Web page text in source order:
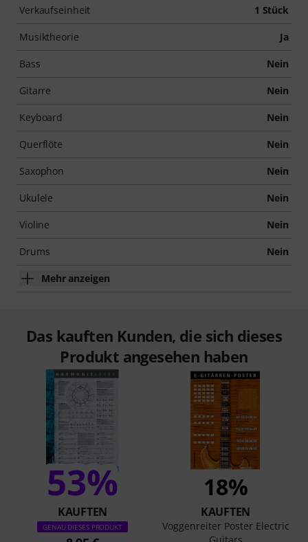
Verkaufseinheit 1 Stück
Musiktheorie Ja
Bass Nein
Gitarre Nein
Keyboard Nein
Querflöte Nein
Saxophon Nein
Ukulele Nein
Violine Nein
Drums Nein
Mehr anzeigen
Das kauften Kunden, die sich dieses
Produkt angesehen haben
53%
KAUFTEN
GENAU DIESES PRODUKT
18%
KAUFTEN
Voggenreiter Poster Electric